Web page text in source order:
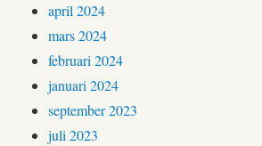
april 2024
mars 2024
februari 2024
januari 2024
september 2023
juli 2023